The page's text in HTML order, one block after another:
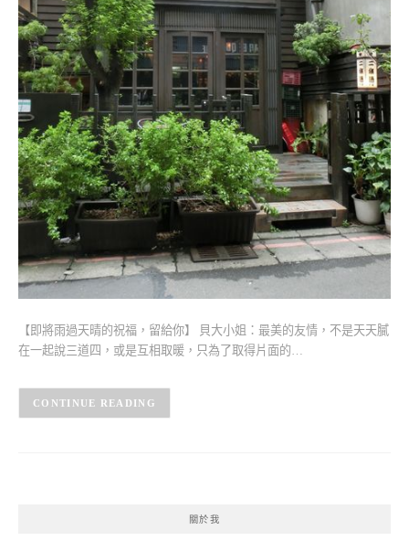
【即將雨過天晴的祝福，留給你】 貝大小姐：最美的友情，不是天天膩
在一起說三道四，或是互相取暖，只為了取得片面的…
CONTINUE READING
關於我